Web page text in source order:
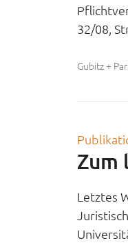
32/08,
Gubitz +
Zum
Letztes